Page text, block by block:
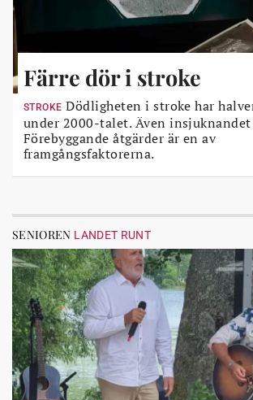
Färre dör i stroke
STROKE Dödligheten i stroke har
under 2000-talet. Även
Förebyggande åtgärder är en av
framgångsfaktorerna.
SENIOREN LANDET RUNT